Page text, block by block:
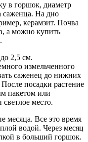
в горшок, диаметр
саженца. На дно
керамзит. Почва
а можно купить
2,5 см.
измельченного
саженец до нижних
посадки растение
пакетом или
светлое место.
месяца. Все это время
водой. Через месяц
в больший горшок.